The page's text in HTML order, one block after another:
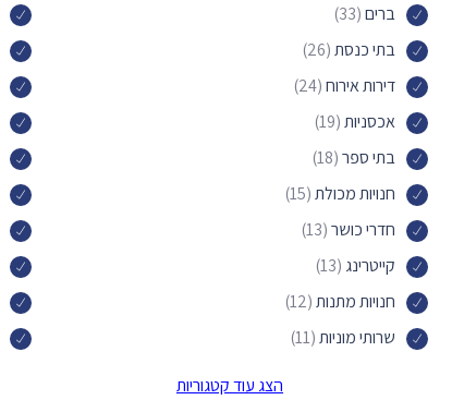
ברים(33)
בתי כנסת(26)
דירות אירוח(24)
אכסניות(19)
בתי ספר(18)
חנויות מכולת(15)
חדרי כושר(13)
קייטרינג (13)
חנויות מתנות(12)
שרותי מוניות(11)
הצג עוד קטגוריות